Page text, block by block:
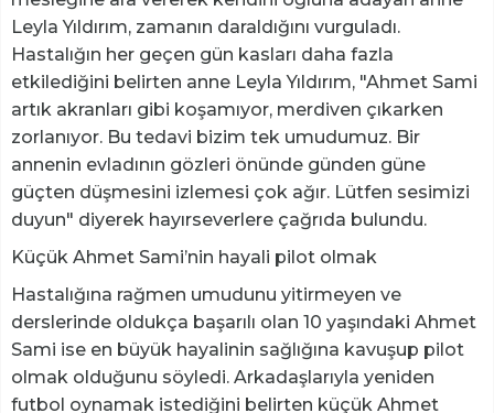
Leyla Yıldırım, zamanın daraldığını vurguladı.
Hastalığın her geçen gün kasları daha fazla
etkilediğini belirten anne Leyla Yıldırım, "Ahmet Sami
artık akranları gibi koşamıyor, merdiven çıkarken
zorlanıyor. Bu tedavi bizim tek umudumuz. Bir
annenin evladının gözleri önünde günden güne
güçten düşmesini izlemesi çok ağır. Lütfen sesimizi
duyun" diyerek hayırseverlere çağrıda bulundu.
Küçük Ahmet Sami’nin hayali pilot olmak
Hastalığına rağmen umudunu yitirmeyen ve
derslerinde oldukça başarılı olan 10 yaşındaki Ahmet
Sami ise en büyük hayalinin sağlığına kavuşup pilot
olmak olduğunu söyledi. Arkadaşlarıyla yeniden
futbol oynamak istediğini belirten küçük Ahmet